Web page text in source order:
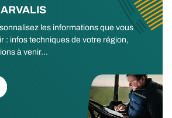
les informations que vous
: infos techniques de votre région,
à venir...